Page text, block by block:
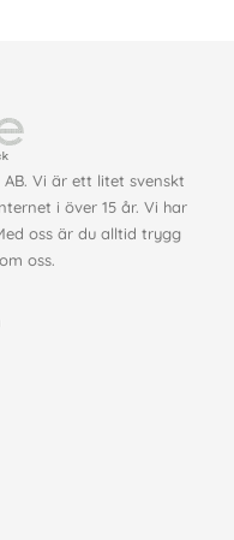
AB. Vi är ett litet svenskt
i över 15 år. Vi har
oss är du alltid trygg
oss.